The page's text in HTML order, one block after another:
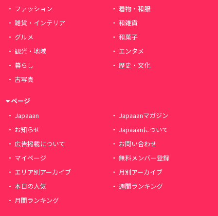
ファッション
着物・和服
雑貨・インテリア
和雑貨
グルメ
和菓子
観光・地域
エンタメ
暮らし
歴史・文化
古写真
ページ
Japaaan
Japaaanマガジン
お知らせ
Japaaanについて
広告掲載について
お問い合わせ
マイページ
無料メンバー登録
エリア別アーカイブ
月別アーカイブ
本日の人気
週間ランキング
月間ランキング